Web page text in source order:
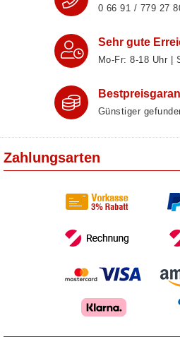
0 66 91 / 779 27
Sehr gute
Mo-Fr: 8‑18 Uhr |
Günstiger
Zahlungsarten